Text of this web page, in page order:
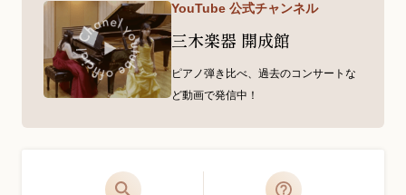
YouTube 公式チャンネル
三木楽器 開成館
ピアノ弾き比べ、過去のコンサートな
ど動画で発信中！